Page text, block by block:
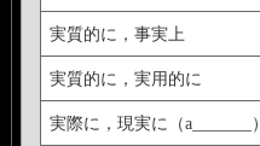
実質的に，事実上
実質的に，実用的に
実際に，現実に（a_______）